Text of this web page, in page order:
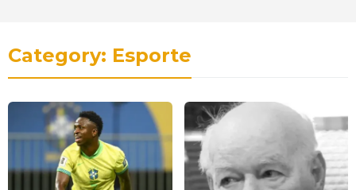
Category: Esporte